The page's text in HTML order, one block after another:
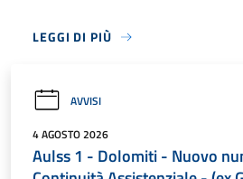
LEGGI DI PIÙ
AVVISI
4 AGOSTO 2026
Aulss 1 - Dolomiti - Nuovo